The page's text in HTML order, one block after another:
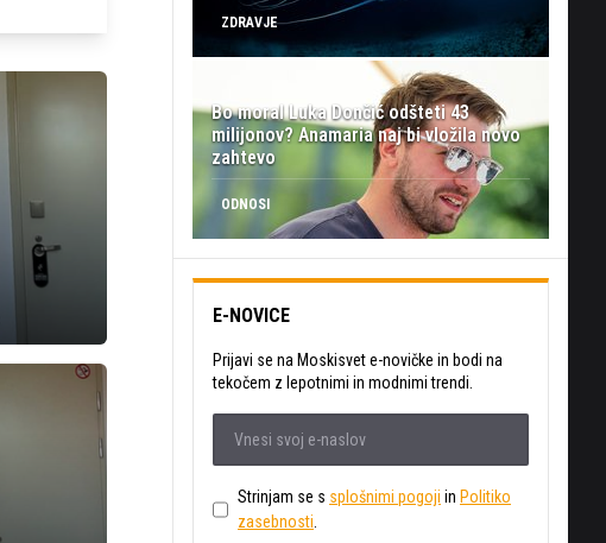
ZDRAVJE
Bo moral Luka Dončić odšteti 43
milijonov? Anamaria naj bi vložila novo
zahtevo
ODNOSI
E-NOVICE
Prijavi se na Moskisvet e-novičke in bodi na
tekočem z lepotnimi in modnimi trendi.
Strinjam se s splošnimi pogoji in Politiko
zasebnosti